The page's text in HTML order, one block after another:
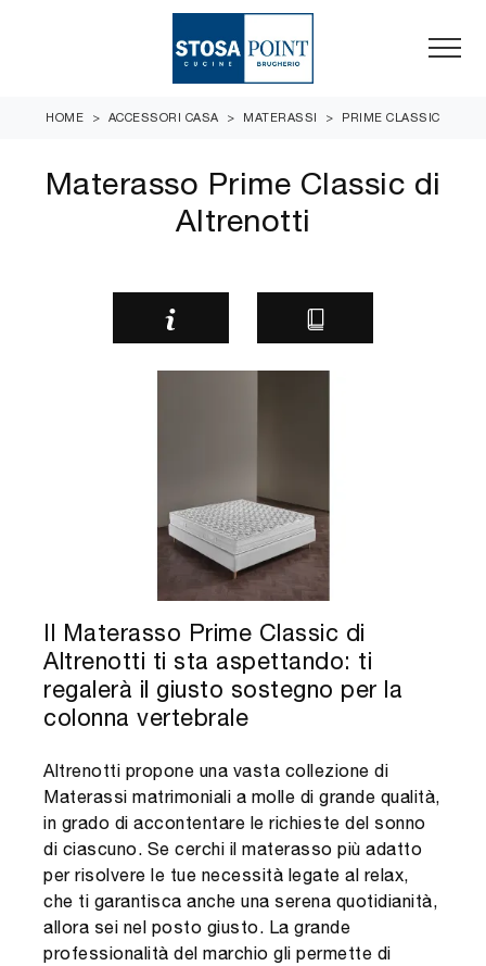
HOME > ACCESSORI CASA > MATERASSI > PRIME CLASSIC
Materasso Prime Classic di
Altrenotti
Il Materasso Prime Classic di
Altrenotti ti sta aspettando: ti
regalerà il giusto sostegno per la
colonna vertebrale
Altrenotti propone una vasta collezione di
Materassi matrimoniali a molle di grande qualità,
in grado di accontentare le richieste del sonno
di ciascuno. Se cerchi il materasso più adatto
per risolvere le tue necessità legate al relax,
che ti garantisca anche una serena quotidianità,
allora sei nel posto giusto. La grande
professionalità del marchio gli permette di